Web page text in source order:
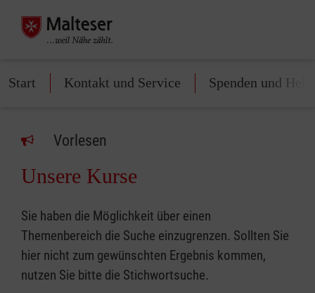
Start Kontakt und Service Spenden und
Vorlesen
Unsere Kurse
Sie haben die Möglichkeit über einen
Themenbereich die Suche einzugrenzen. Sollten Sie
hier nicht zum gewünschten Ergebnis kommen,
nutzen Sie bitte die Stichwortsuche.